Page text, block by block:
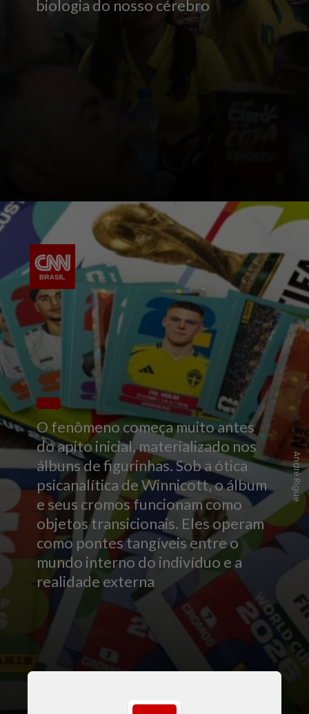
biologia do nosso cérebro
O fenômeno começa muito antes
do apito inicial, materializado nos
álbuns de figurinhas. Sob a ótica
psicanalítica de Winnicott, o álbum
e seus cromos funcionam como
objetos transicionais. Eles operam
como pontes tangíveis entre o
mundo interno do indivíduo e a
realidade externa
André Rigue